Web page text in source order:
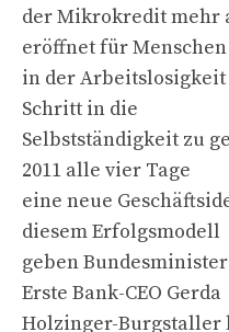
der Mikrokredit mehr
eröffnet für Menschen
in der
Schritt in die
Selbstständigkeit zu
2011 alle vier Tage
eine neue
diesem Erfolgsmodell
geben
Erste Bank-CEO Gerda
Holzinger-Burgstaller